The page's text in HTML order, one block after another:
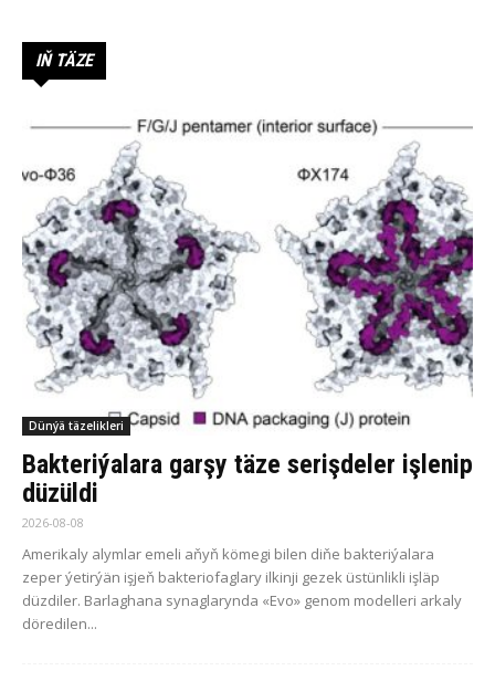
IŇ TÄZE
Dünýä täzelikleri
Bakteriýalara garşy täze serişdeler işlenip
düzüldi
2026-08-08
Amerikaly alymlar emeli aňyň kömegi bilen diňe bakteriýalara
zeper ýetirýän işjeň bakteriofaglary ilkinji gezek üstünlikli işläp
düzdiler. Barlaghana synaglarynda «Evo» genom modelleri arkaly
döredilen...